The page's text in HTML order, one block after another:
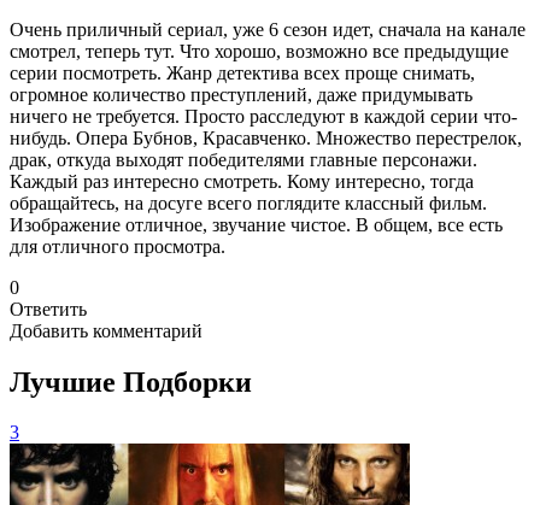
Очень приличный сериал, уже 6 сезон идет, сначала на канале
смотрел, теперь тут. Что хорошо, возможно все предыдущие
серии посмотреть. Жанр детектива всех проще снимать,
огромное количество преступлений, даже придумывать
ничего не требуется. Просто расследуют в каждой серии что-
нибудь. Опера Бубнов, Красавченко. Множество перестрелок,
драк, откуда выходят победителями главные персонажи.
Каждый раз интересно смотреть. Кому интересно, тогда
обращайтесь, на досуге всего поглядите классный фильм.
Изображение отличное, звучание чистое. В общем, все есть
для отличного просмотра.
0
Ответить
Добавить комментарий
Лучшие Подборки
3